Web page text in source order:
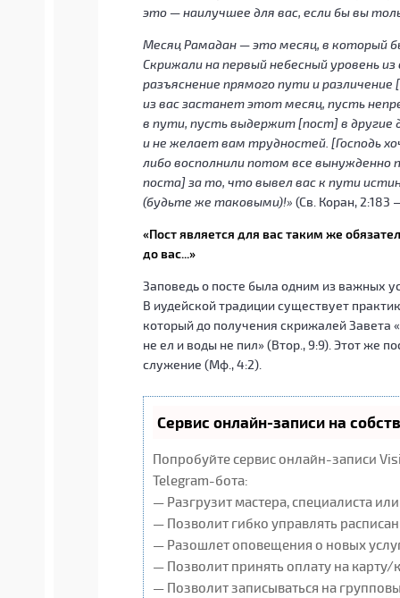
это — наилучшее для вас, если бы вы
Месяц Рамадан — это месяц, в который
Скрижали на первый небесный уровень
разъяснение прямого пути и
из вас застанет этот месяц, пусть
в пути, пусть выдержит [пост] в другие
и не желает вам трудностей. [Господь
либо восполнили потом все вынужденно
поста] за то, что вывел вас к пути
(будьте же таковыми)!» (Св. Коран, 2:183
«Пост является для вас таким же
до вас...»
Заповедь о посте была одним из важных
В иудейской традиции существует
который до получения скрижалей Завета
не ел и воды не пил» (Втор., 9:9). Этот же
служение (Мф., 4:2).
Сервис онлайн-записи на
Попробуйте сервис онлайн-записи
Telegram-бота:
— Разгрузит мастера, специалиста
— Позволит гибко управлять
— Разошлет оповещения о новых
— Позволит принять оплату на карту/
— Позволит записываться на